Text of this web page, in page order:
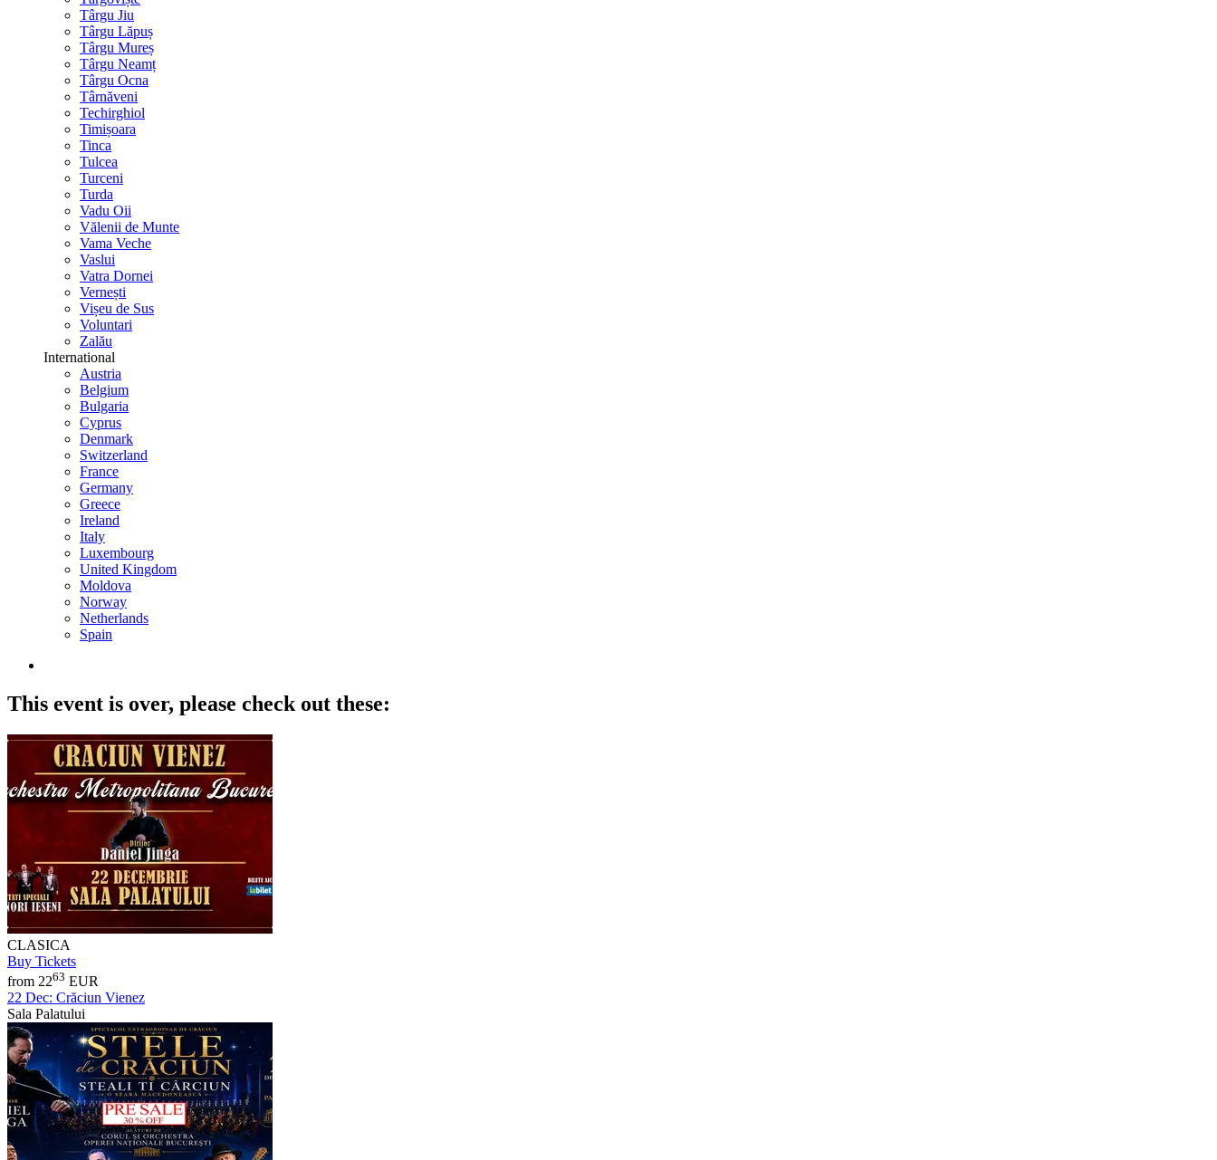
Târgu Jiu
Târgu Lăpuș
Târgu Mureș
Târgu Neamț
Târgu Ocna
Târnăveni
Techirghiol
Timișoara
Tinca
Tulcea
Turceni
Turda
Vadu Oii
Vălenii de Munte
Vama Veche
Vaslui
Vatra Dornei
Vernești
Vișeu de Sus
Voluntari
Zalău
International
Austria
Belgium
Bulgaria
Cyprus
Denmark
Switzerland
France
Germany
Greece
Ireland
Italy
Luxembourg
United Kingdom
Moldova
Norway
Netherlands
Spain
This event is over, please check out these:
CLASICA
Buy Tickets
from 2263 EUR
22 Dec: Crăciun Vienez
Sala Palatului